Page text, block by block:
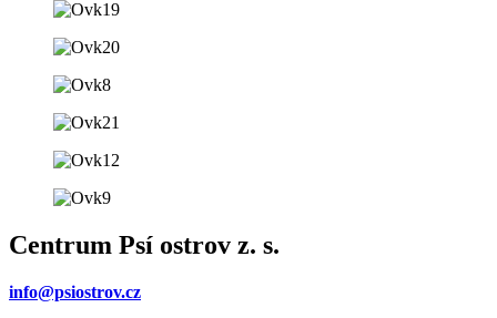
Centrum Psí ostrov z. s.
info@psiostrov.cz